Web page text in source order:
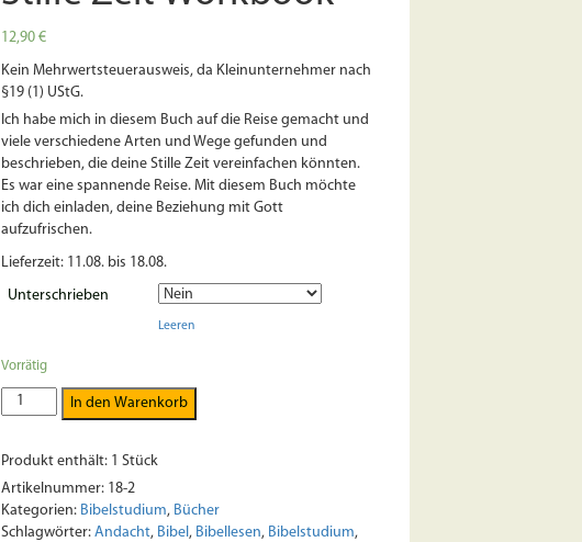
12,90 €
Kein Mehrwertsteuerausweis, da Kleinunternehmer nach
§19 (1) UStG.
Ich habe mich in diesem Buch auf die Reise gemacht und
viele verschiedene Arten und Wege gefunden und
beschrieben, die deine Stille Zeit vereinfachen könnten.
Es war eine spannende Reise. Mit diesem Buch möchte
ich dich einladen, deine Beziehung mit Gott
aufzufrischen.
Lieferzeit: 11.08. bis 18.08.
Unterschrieben
Leeren
Vorrätig
Stille
Zeit
Menge
In den Warenkorb
Produkt enthält: 1 Stück
Artikelnummer: 18-2
Kategorien: Bibelstudium, Bücher
Schlagwörter: Andacht, Bibel, Bibellesen, Bibelstudium,